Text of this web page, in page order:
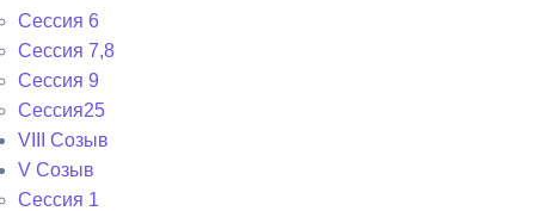
Сессия 6
Сессия 7,8
Сессия 9
Сессия25
VIII Созыв
V Созыв
Сессия 1